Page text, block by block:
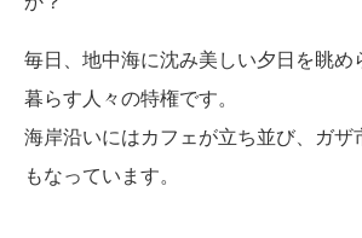
毎日、地中海に沈み美しい夕日を眺め
暮らす人々の特権です。
海岸沿いにはカフェが立ち並び、ガザ
もなっています。